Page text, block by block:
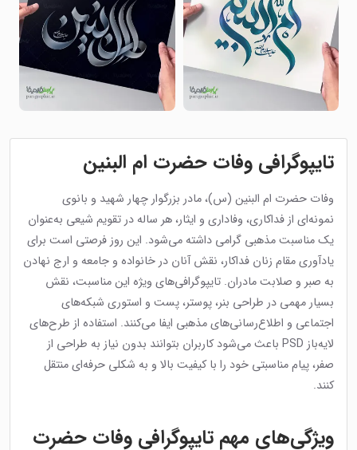
تایپوگرافی وفات حضرت ام البنین
وفات حضرت ام البنین (س)، مادر بزرگوار چهار شهید و بانوی
نمونه‌ای از فداکاری، وفاداری و ایثار، هر ساله در تقویم شیعی به‌عنوان
یک مناسبت مذهبی گرامی داشته می‌شود. این روز فرصتی است برای
یادآوری مقام زنان فداکار، نقش آنان در خانواده و جامعه و ارج نهادن
به صبر و صلابت مادران. تایپوگرافی‌های ویژه این مناسبت، نقش
بسیار مهمی در طراحی بنر، پوستر، پست و استوری شبکه‌های
اجتماعی و اطلاع‌رسانی‌های مذهبی ایفا می‌کنند. استفاده از طرح‌های
لایه‌باز PSD باعث می‌شود کاربران بتوانند بدون نیاز به طراحی از
صفر، پیام مناسبتی خود را با کیفیت بالا و به شکلی حرفه‌ای منتقل
کنند.
ویژگی‌های مهم تایپوگرافی وفات حضرت